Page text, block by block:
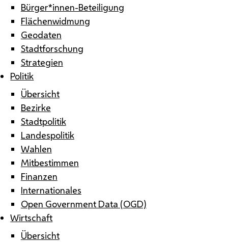
Bürger*innen-Beteiligung
Flächenwidmung
Geodaten
Stadtforschung
Strategien
Politik
Übersicht
Bezirke
Stadtpolitik
Landespolitik
Wahlen
Mitbestimmen
Finanzen
Internationales
Open Government Data (OGD)
Wirtschaft
Übersicht